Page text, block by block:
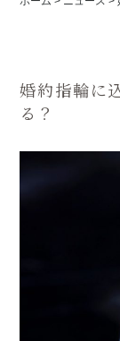
婚約指輪に
る？